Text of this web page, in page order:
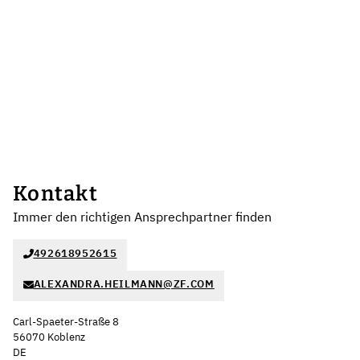
Kontakt
Immer den richtigen Ansprechpartner finden
492618952615
ALEXANDRA.HEILMANN@ZF.COM
Carl-Spaeter-Straße 8
56070 Koblenz
DE